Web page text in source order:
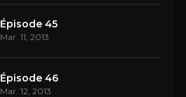
Épisode 45
Mar. 11, 2013
Épisode 46
Mar. 12, 2013